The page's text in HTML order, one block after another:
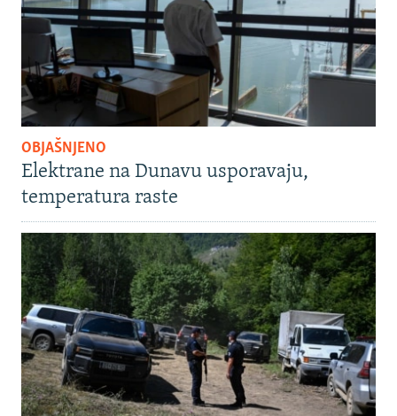
OBJAŠNJENO
Elektrane na Dunavu usporavaju,
temperatura raste